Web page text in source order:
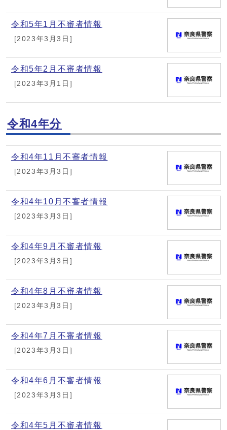
令和5年1月不審者情報
[2023年3月3日]
令和5年2月不審者情報
[2023年3月1日]
令和4年分
令和4年11月不審者情報
[2023年3月3日]
令和4年10月不審者情報
[2023年3月3日]
令和4年9月不審者情報
[2023年3月3日]
令和4年8月不審者情報
[2023年3月3日]
令和4年7月不審者情報
[2023年3月3日]
令和4年6月不審者情報
[2023年3月3日]
令和4年5月不審者情報